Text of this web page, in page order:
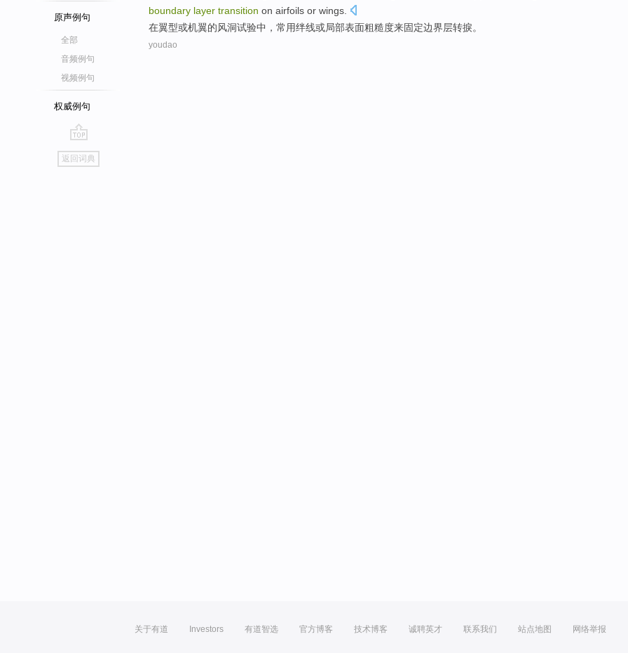
原声例句
全部
音频例句
视频例句
权威例句
go
top
返回词典
boundary layer transition on airfoils or wings
在翼型或机翼的风洞试验中， 常用绊线或局部表面粗糙度来固定边界层转捩。
youdao
关于有道 Investors 有道智选 官方博客 技术博客 诚聘英才 联系我们 站点地图 网络举报